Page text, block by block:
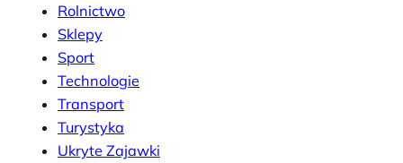
Rolnictwo
Sklepy
Sport
Technologie
Transport
Turystyka
Ukryte Zajawki